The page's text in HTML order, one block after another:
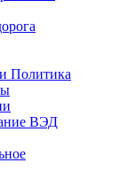
Политика
ВЭД